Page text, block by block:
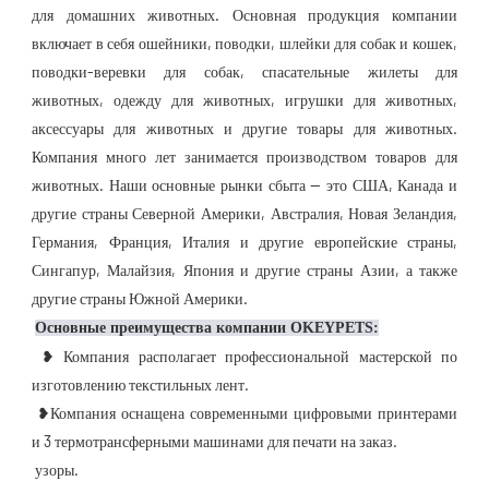
для домашних животных. Основная продукция компании
включает в себя ошейники, поводки, шлейки для собак и кошек,
поводки-веревки для собак, спасательные жилеты для
животных, одежду для животных, игрушки для животных,
аксессуары для животных и другие товары для животных.
Компания много лет занимается производством товаров для
животных. Наши основные рынки сбыта — это США, Канада и
другие страны Северной Америки, Австралия, Новая Зеландия,
Германия, Франция, Италия и другие европейские страны,
Сингапур, Малайзия, Япония и другие страны Азии, а также
другие страны Южной Америки.
Основные преимущества компании OKEYPETS:
изготовлению текстильных лент.
и 3 термотрансферными машинами для печати на заказ.
узоры.